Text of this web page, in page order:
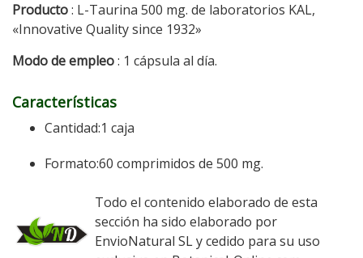
Producto: L-Taurina 500 mg. de laboratorios KAL,
«Innovative Quality since 1932»
Modo de empleo: 1 cápsula al día.
Características
Cantidad:1 caja
Formato:60 comprimidos de 500 mg.
Todo el contenido elaborado de esta
sección ha sido elaborado por
EnvioNatural SL y cedido para su uso